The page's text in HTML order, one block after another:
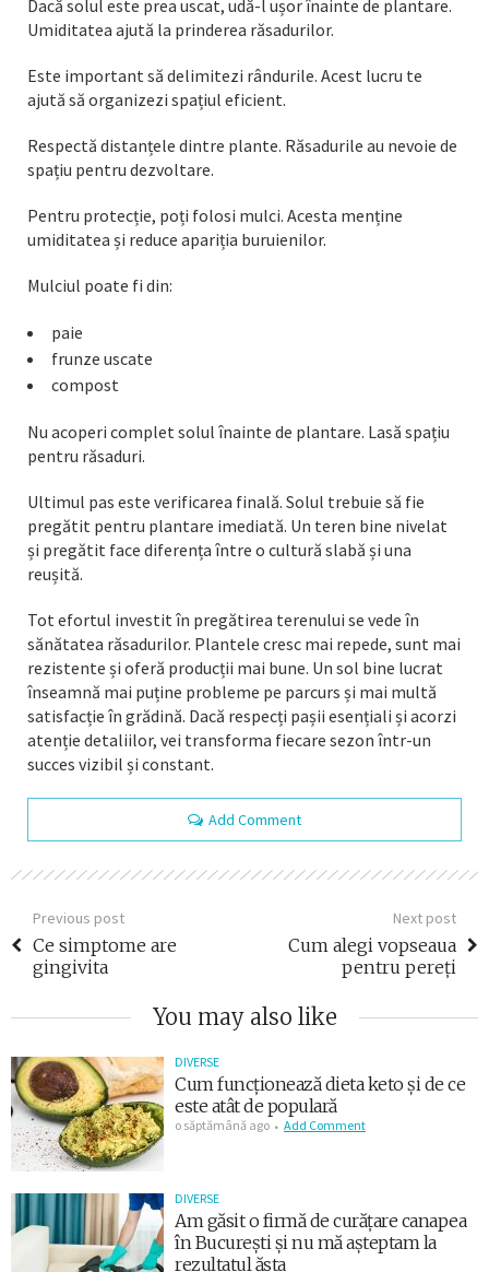
Dacă solul este prea uscat, udă-l ușor înainte de plantare.
Umiditatea ajută la prinderea răsadurilor.
Este important să delimitezi rândurile. Acest lucru te
ajută să organizezi spațiul eficient.
Respectă distanțele dintre plante. Răsadurile au nevoie de
spațiu pentru dezvoltare.
Pentru protecție, poți folosi mulci. Acesta menține
umiditatea și reduce apariția buruienilor.
Mulciul poate fi din:
paie
frunze uscate
compost
Nu acoperi complet solul înainte de plantare. Lasă spațiu
pentru răsaduri.
Ultimul pas este verificarea finală. Solul trebuie să fie
pregătit pentru plantare imediată. Un teren bine nivelat
și pregătit face diferența între o cultură slabă și una
reușită.
Tot efortul investit în pregătirea terenului se vede în
sănătatea răsadurilor. Plantele cresc mai repede, sunt mai
rezistente și oferă producții mai bune. Un sol bine lucrat
înseamnă mai puține probleme pe parcurs și mai multă
satisfacție în grădină. Dacă respecți pașii esențiali și acorzi
atenție detaliilor, vei transforma fiecare sezon într-un
succes vizibil și constant.
Add Comment
Previous post
Ce simptome are
gingivita
Next post
Cum alegi vopseaua
pentru pereți
You may also like
DIVERSE
Cum funcționează dieta keto și de ce
este atât de populară
o săptămână ago Add Comment
DIVERSE
Am găsit o firmă de curățare canapea
în București și nu mă așteptam la
rezultatul ăsta